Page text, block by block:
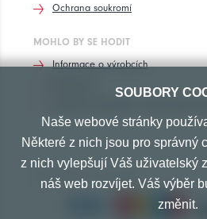
Ochrana soukromí
MOHLO BY SE HODIT
Informace o výrobcích
PŘIJÍMÁME TYTO PLATBY
SOUBORY
Naše webové stránky
Některé z nich jsou pro správný
z nich vylepšují Váš uživatelský
náš web rozvíjet. Váš výběr
změnit.